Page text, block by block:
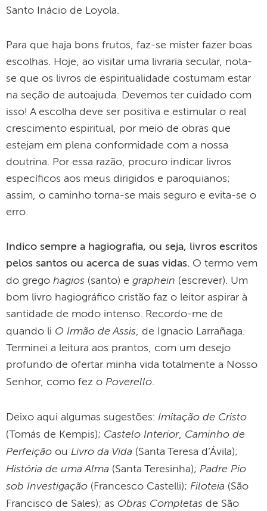
Santo Inácio de Loyola.
Para que haja bons frutos, faz-se mister fazer boas
escolhas. Hoje, ao visitar uma livraria secular, nota-
se que os livros de espiritualidade costumam estar
na seção de autoajuda. Devemos ter cuidado com
isso! A escolha deve ser positiva e estimular o real
crescimento espiritual, por meio de obras que
estejam em plena conformidade com a nossa
doutrina. Por essa razão, procuro indicar livros
específicos aos meus dirigidos e paroquianos;
assim, o caminho torna-se mais seguro e evita-se o
erro.
Indico sempre a hagiografia, ou seja, livros escritos
pelos santos ou acerca de suas vidas. O termo vem
do grego hagios (santo) e graphein (escrever). Um
bom livro hagiográfico cristão faz o leitor aspirar à
santidade de modo intenso. Recordo-me de
quando li O Irmão de Assis, de Ignacio Larrañaga.
Terminei a leitura aos prantos, com um desejo
profundo de ofertar minha vida totalmente a Nosso
Senhor, como fez o Poverello.
Deixo aqui algumas sugestões: Imitação de Cristo
(Tomás de Kempis); Castelo Interior, Caminho de
Perfeição ou Livro da Vida (Santa Teresa d’Ávila);
História de uma Alma (Santa Teresinha); Padre Pio
sob Investigação (Francesco Castelli); Filoteia (São
Francisco de Sales); as Obras Completas de São